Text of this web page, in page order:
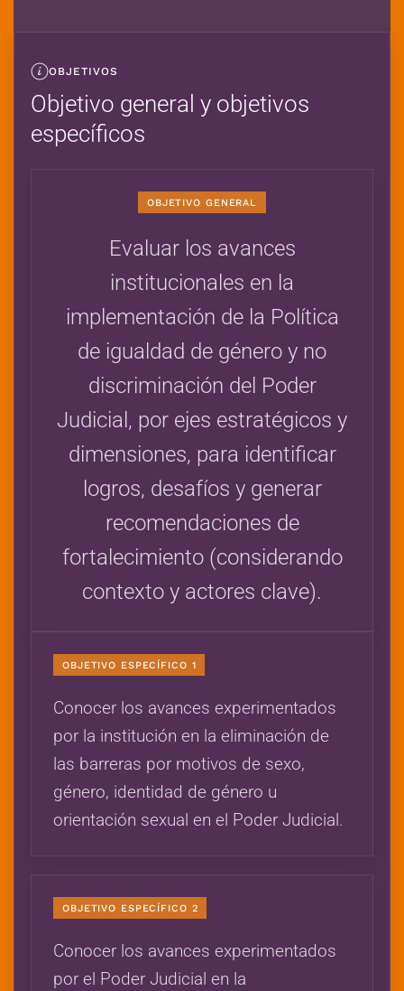
OBJETIVOS
Objetivo general y objetivos
específicos
OBJETIVO GENERAL
Evaluar los avances
institucionales en la
implementación de la Política
de igualdad de género y no
discriminación del Poder
Judicial, por ejes estratégicos y
dimensiones, para identificar
logros, desafíos y generar
recomendaciones de
fortalecimiento (considerando
contexto y actores clave).
OBJETIVO ESPECÍFICO 1
Conocer los avances experimentados
por la institución en la eliminación de
las barreras por motivos de sexo,
género, identidad de género u
orientación sexual en el Poder Judicial.
OBJETIVO ESPECÍFICO 2
Conocer los avances experimentados
por el Poder Judicial en la